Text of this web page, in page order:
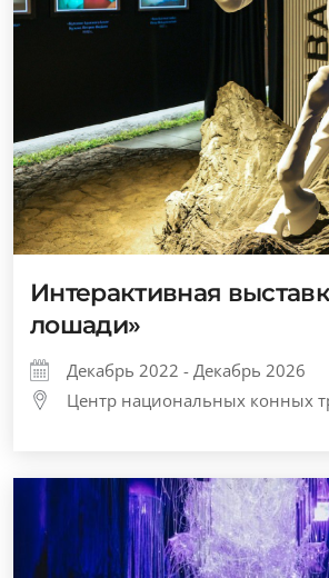
Интерактивная
лошади»
Декабрь 2022 - Декабрь 2026
Центр национальных конных